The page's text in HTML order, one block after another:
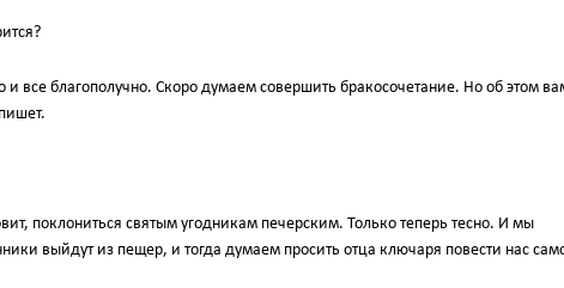
все благополучно. Скоро думаем совершить бракосочетание. Но об этом
поклониться святым угодникам печерским. Только теперь тесно. И мы
выйдут из пещер, и тогда думаем просить отца ключаря повести нас